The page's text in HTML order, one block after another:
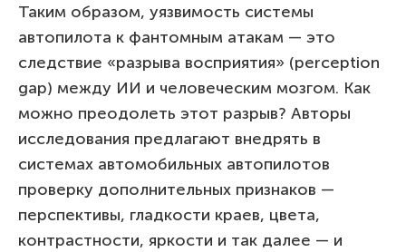
Таким образом, уязвимость системы
автопилота к фантомным атакам — это
следствие «разрыва восприятия» (perception
gap) между ИИ и человеческим мозгом. Как
можно преодолеть этот разрыв? Авторы
исследования предлагают внедрять в
системах автомобильных автопилотов
проверку дополнительных признаков —
перспективы, гладкости краев, цвета,
контрастности, яркости и так далее — и